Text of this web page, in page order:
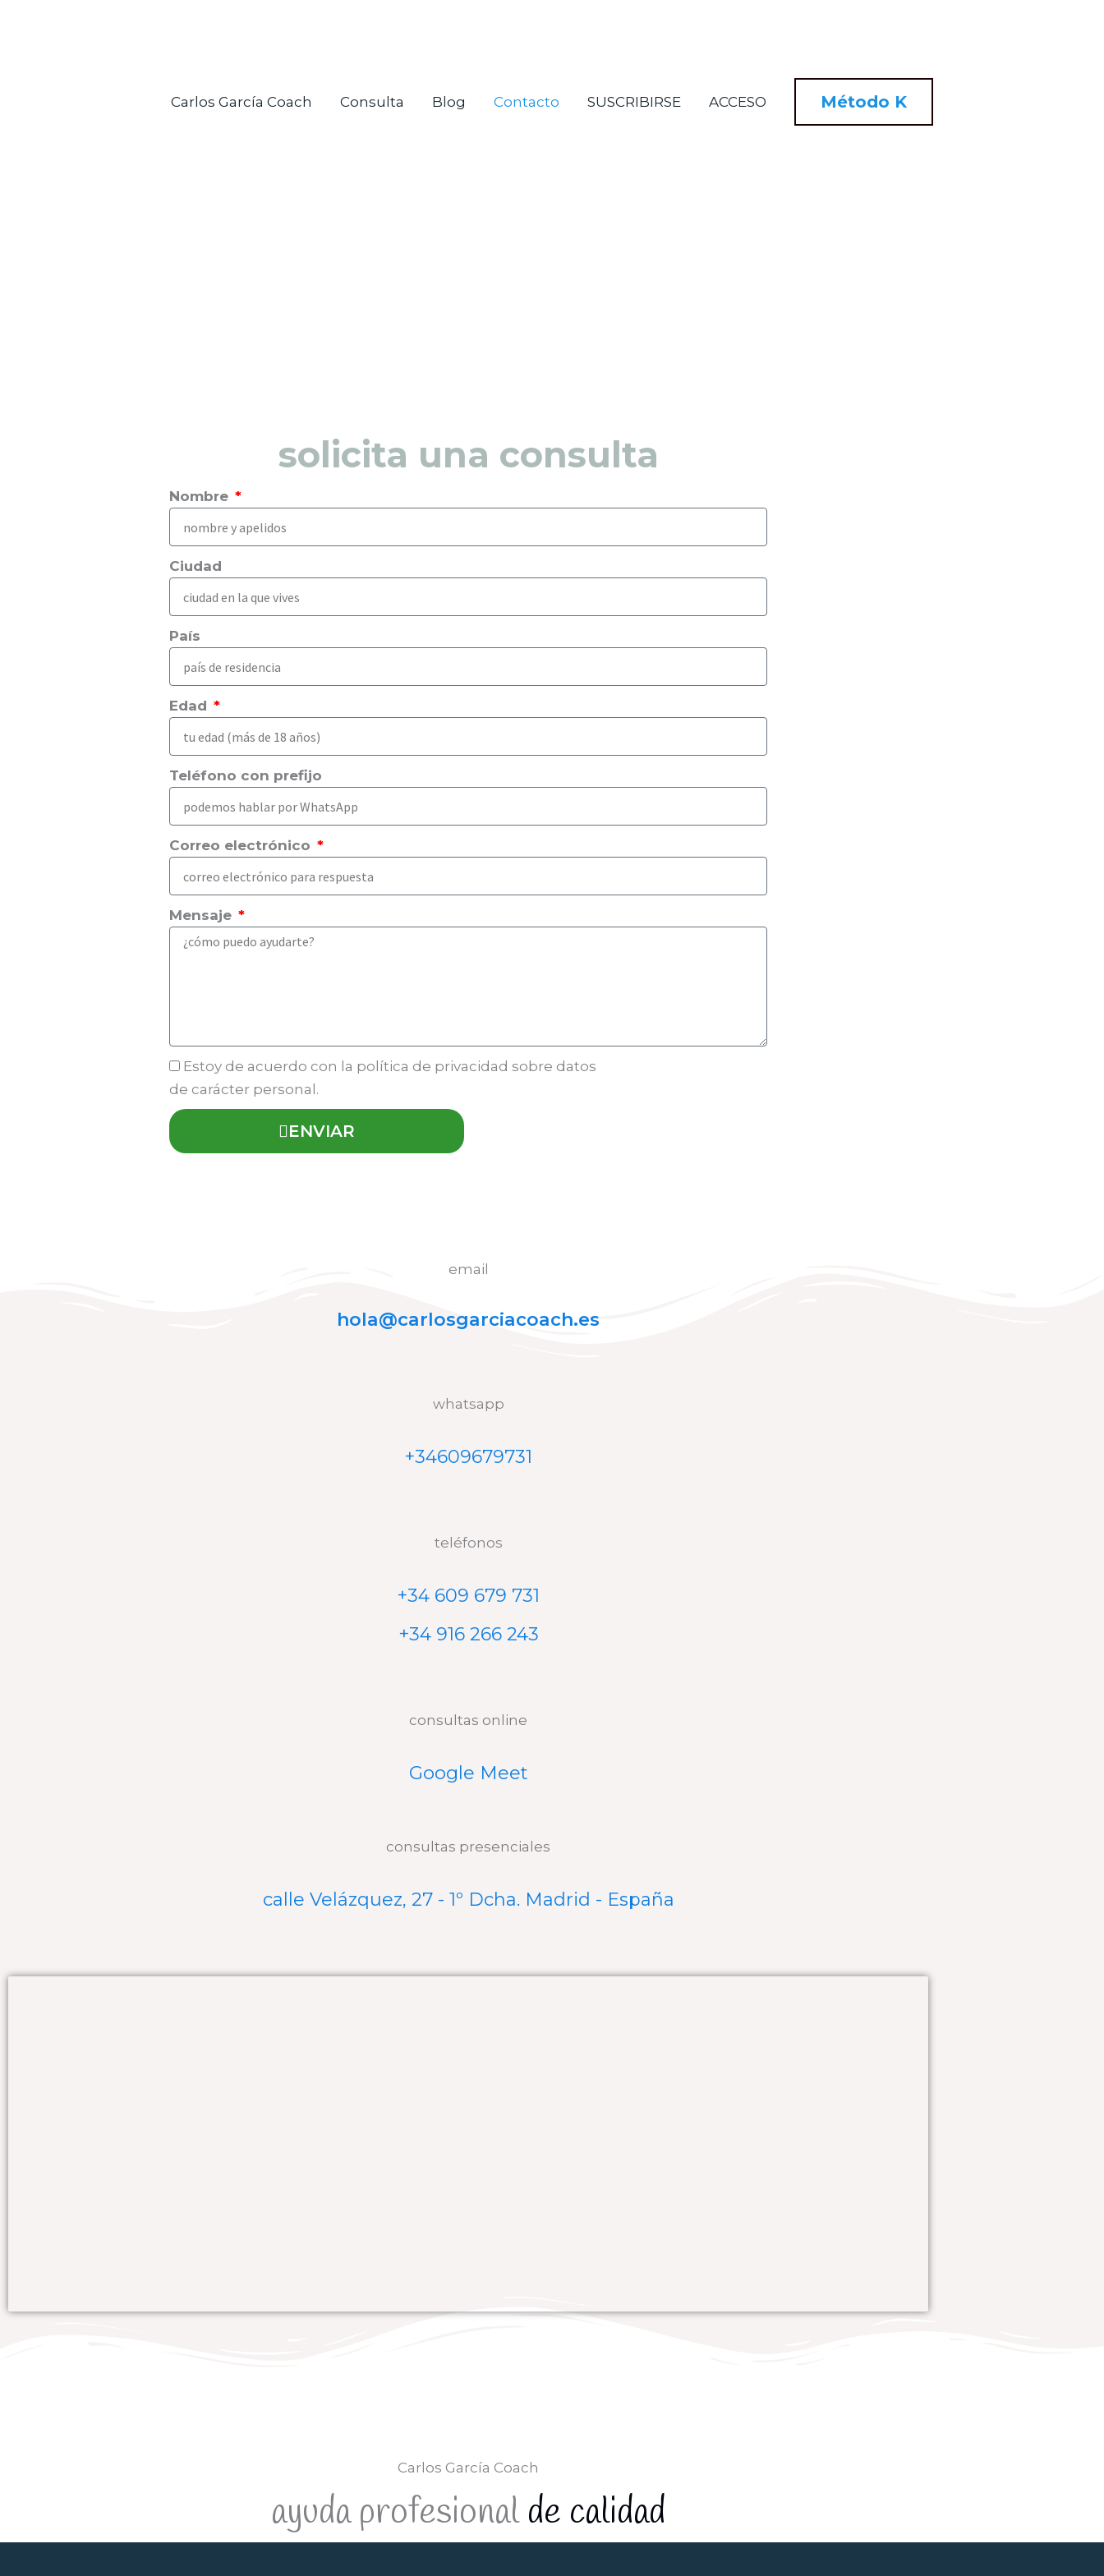
Carlos García Coach Consulta Blog Contacto SUSCRIBIRSE ACCESO Método K
solicita una consulta
Nombre
Ciudad
País
Edad
Teléfono con prefijo
Correo electrónico
Mensaje
Estoy de acuerdo con la política de privacidad sobre datos
de carácter personal.
ENVIAR
email
hola@carlosgarciacoach.es
whatsapp
+34609679731
teléfonos
+34 609 679 731
+34 916 266 243
consultas online
Google Meet
consultas presenciales
calle Velázquez, 27 - 1º Dcha. Madrid - España
Carlos García Coach
ayuda profesional de calidad